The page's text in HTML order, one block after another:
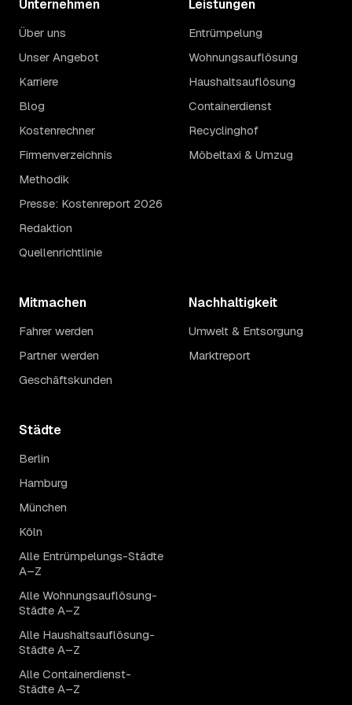
Unternehmen
Über uns
Unser Angebot
Karriere
Blog
Kostenrechner
Firmenverzeichnis
Methodik
Presse: Kostenreport 2026
Redaktion
Quellenrichtlinie
Leistungen
Entrümpelung
Wohnungsauflösung
Haushaltsauflösung
Containerdienst
Recyclinghof
Möbeltaxi & Umzug
Mitmachen
Fahrer werden
Partner werden
Geschäftskunden
Nachhaltigkeit
Umwelt & Entsorgung
Marktreport
Städte
Berlin
Hamburg
München
Köln
Alle Entrümpelungs-Städte
A–Z
Alle Wohnungsauflösung-
Städte A–Z
Alle Haushaltsauflösung-
Städte A–Z
Alle Containerdienst-
Städte A–Z